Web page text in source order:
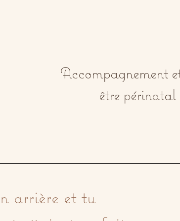
Accompagnement
être périnatal
arrière et tu